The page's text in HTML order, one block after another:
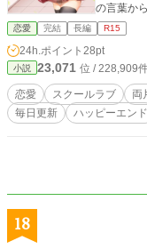
の言葉か
る。 恋に
いしつつ
いく。 恋
話。 7月14日 本編完結です。 小説化になろう、カクヨム、
マグネッ
恋愛 完結 長編 R15
24h.ポイント 28pt
小説 23,071 位 / 228,909
恋愛 スクールラブ 両
毎日更新
ハッピーエンド
18